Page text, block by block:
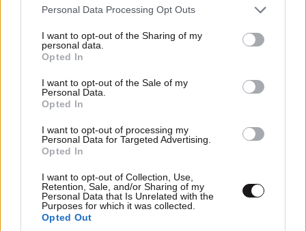
Please note that this website/app uses one or more Google
not limited to your visit or usage behaviour. You may click to
grant or deny consent to Google and its third-party tags to
use your data for below specified purposes in below Google
consent section.
Personal Data Processing Opt Outs
I want to opt-out of the Sharing of my
personal data.
Opted In
I want to opt-out of the Sale of my
Personal Data.
Opted In
I want to opt-out of processing my
Personal Data for Targeted Advertising.
Opted In
I want to opt-out of Collection, Use,
Retention, Sale, and/or Sharing of my
Personal Data that Is Unrelated with the
Purposes for which it was collected.
Opted Out
γυμνασματα......τι να περιμενεις..... αααααααχ ποτε θα
ξαναρθουν οι μητσοτακηδες να γινουμε
κρατος......ποιος θα θυμαται το αιγαιο σε 10 χρονια
Απαντήστε
Να τους πεις ελατε με κλεβουνε και αυτος να κανει
προβες στα υπογεια της ΓΑΔΑ.Αυτα σπιτι του και
χωρις την στολη της αστυνομιας.Το επομενο τι θα